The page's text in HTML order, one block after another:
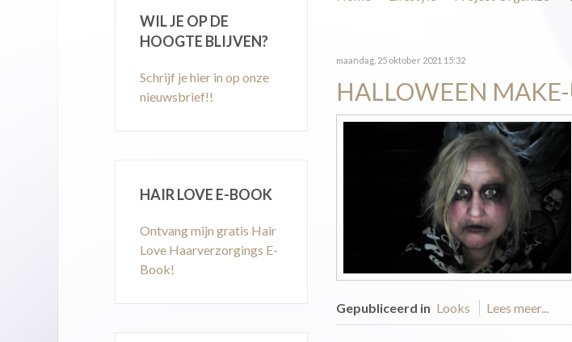
maandag, 25 oktober 2021 15:32
HALLOWEEN
Gepubliceerd in Looks Lees meer...
WIL JE OP DE
HOOGTE BLIJVEN?
Schrijf je hier in op onze
nieuwsbrief!!
HAIR LOVE E-BOOK
Ontvang mijn gratis Hair
Love Haarverzorgings E-
Book!